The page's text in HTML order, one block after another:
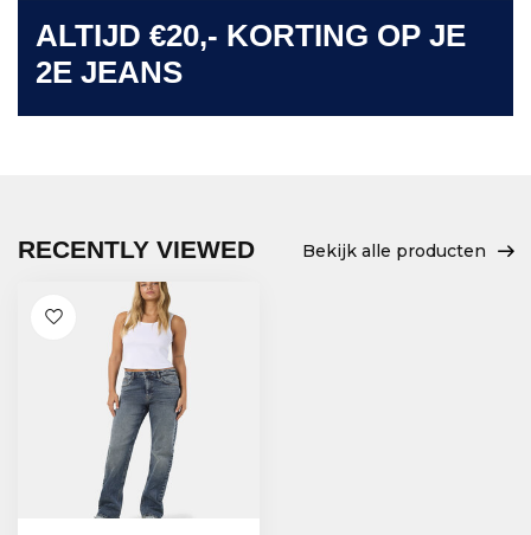
ALTIJD €20,- KORTING OP JE
2E JEANS
RECENTLY VIEWED Bekijk alle producten